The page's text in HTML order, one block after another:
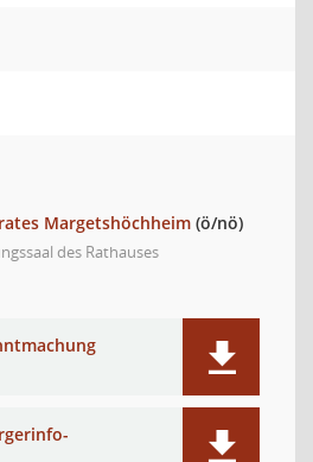
Margetshöchheim (ö/nö)
des Rathauses